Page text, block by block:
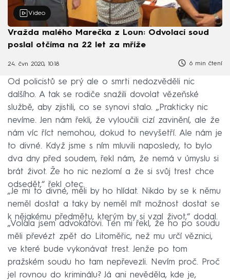
Video
Vražda malého Marečka z Loun: Odvolací soud
poslal otčíma na 22 let za mříže
24. čvn 2020, 10:18 6 min čtení
Od policistů se prý ale o smrti nedozvěděli nic
dalšího. A tak se rodiče snažili dovolat vězeňské
službě, aby zjistili, co se synovi stalo. „Prakticky nic
nevíme. Jen nám řekli, že vyloučili cizí zavinění, ale že
nám víc říct nemohou, dokud to nevyšetří. Ale nám je
to divné. Když jsme s ním mluvili naposledy, to bylo
dva dny před soudem, řekl nám, že nemá v úmyslu si
brát život. Že ho nic nezlomí a že si svůj trest chce
odsedět,“ řekl otec.
„Je mi to divné, měli by ho hlídat. Nikdo by se k němu
neměl dostat a taky by neměl mít možnost dostat se
k nějakému předmětu, kterým by si vzal život,“ dodal.
„Volala jsem advokátovi. Ten mi řekl, že ho po soudu
měli převézt zpět do Litoměřic, než mu určí věznici,
ve které bude vykonávat trest. Jenže po tom
pražském soudu ho tam nepřevezli. Nevím proč. Proč
jel rovnou do kriminálu? Já ani nevěděla, kde je,